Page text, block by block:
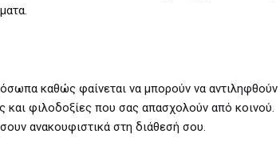
καθώς φαίνεται να μπορούν να αντιληφθούν
φιλοδοξίες που σας απασχολούν από κοινού.
ανακουφιστικά στη διάθεσή σου.